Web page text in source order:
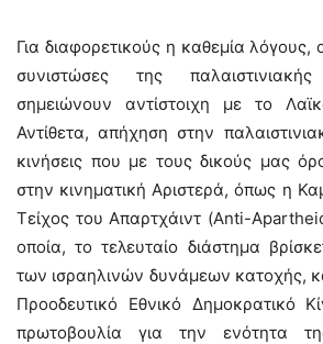
Για διαφορετικούς η καθεμία λόγους,
συνιστώσες της
σημειώνουν αντίστοιχη με το
Αντίθετα, απήχηση στην
κινήσεις που με τους δικούς μας
στην κινηματική Αριστερά, όπως η
Τείχος του Απαρτχάιντ (Anti-
οποία, το τελευταίο διάστημα
των ισραηλινών δυνάμεων κατοχής,
Προοδευτικό Εθνικό Δημοκρατικό
πρωτοβουλία για την ενότητα